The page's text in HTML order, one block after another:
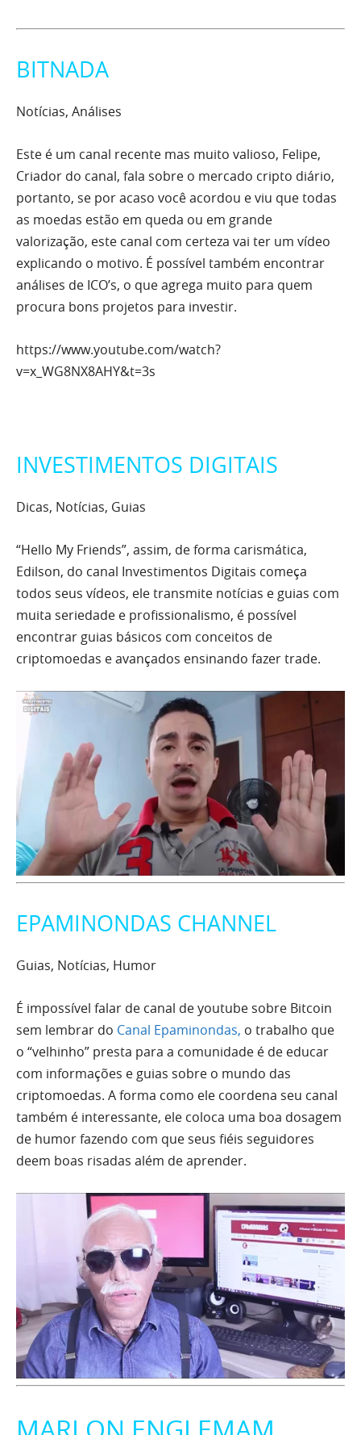
BITNADA
Notícias, Análises
Este é um canal recente mas muito valioso, Felipe,
Criador do canal, fala sobre o mercado cripto diário,
portanto, se por acaso você acordou e viu que todas
as moedas estão em queda ou em grande
valorização, este canal com certeza vai ter um vídeo
explicando o motivo. É possível também encontrar
análises de ICO’s, o que agrega muito para quem
procura bons projetos para investir.
https://www.youtube.com/watch?
v=x_WG8NX8AHY&t=3s
INVESTIMENTOS DIGITAIS
Dicas, Notícias, Guias
“Hello My Friends”, assim, de forma carismática,
Edilson, do canal Investimentos Digitais começa
todos seus vídeos, ele transmite notícias e guias com
muita seriedade e profissionalismo, é possível
encontrar guias básicos com conceitos de
criptomoedas e avançados ensinando fazer trade.
EPAMINONDAS CHANNEL
Guias, Notícias, Humor
É impossível falar de canal de youtube sobre Bitcoin
sem lembrar do Canal Epaminondas, o trabalho que
o “velhinho” presta para a comunidade é de educar
com informações e guias sobre o mundo das
criptomoedas. A forma como ele coordena seu canal
também é interessante, ele coloca uma boa dosagem
de humor fazendo com que seus fiéis seguidores
deem boas risadas além de aprender.